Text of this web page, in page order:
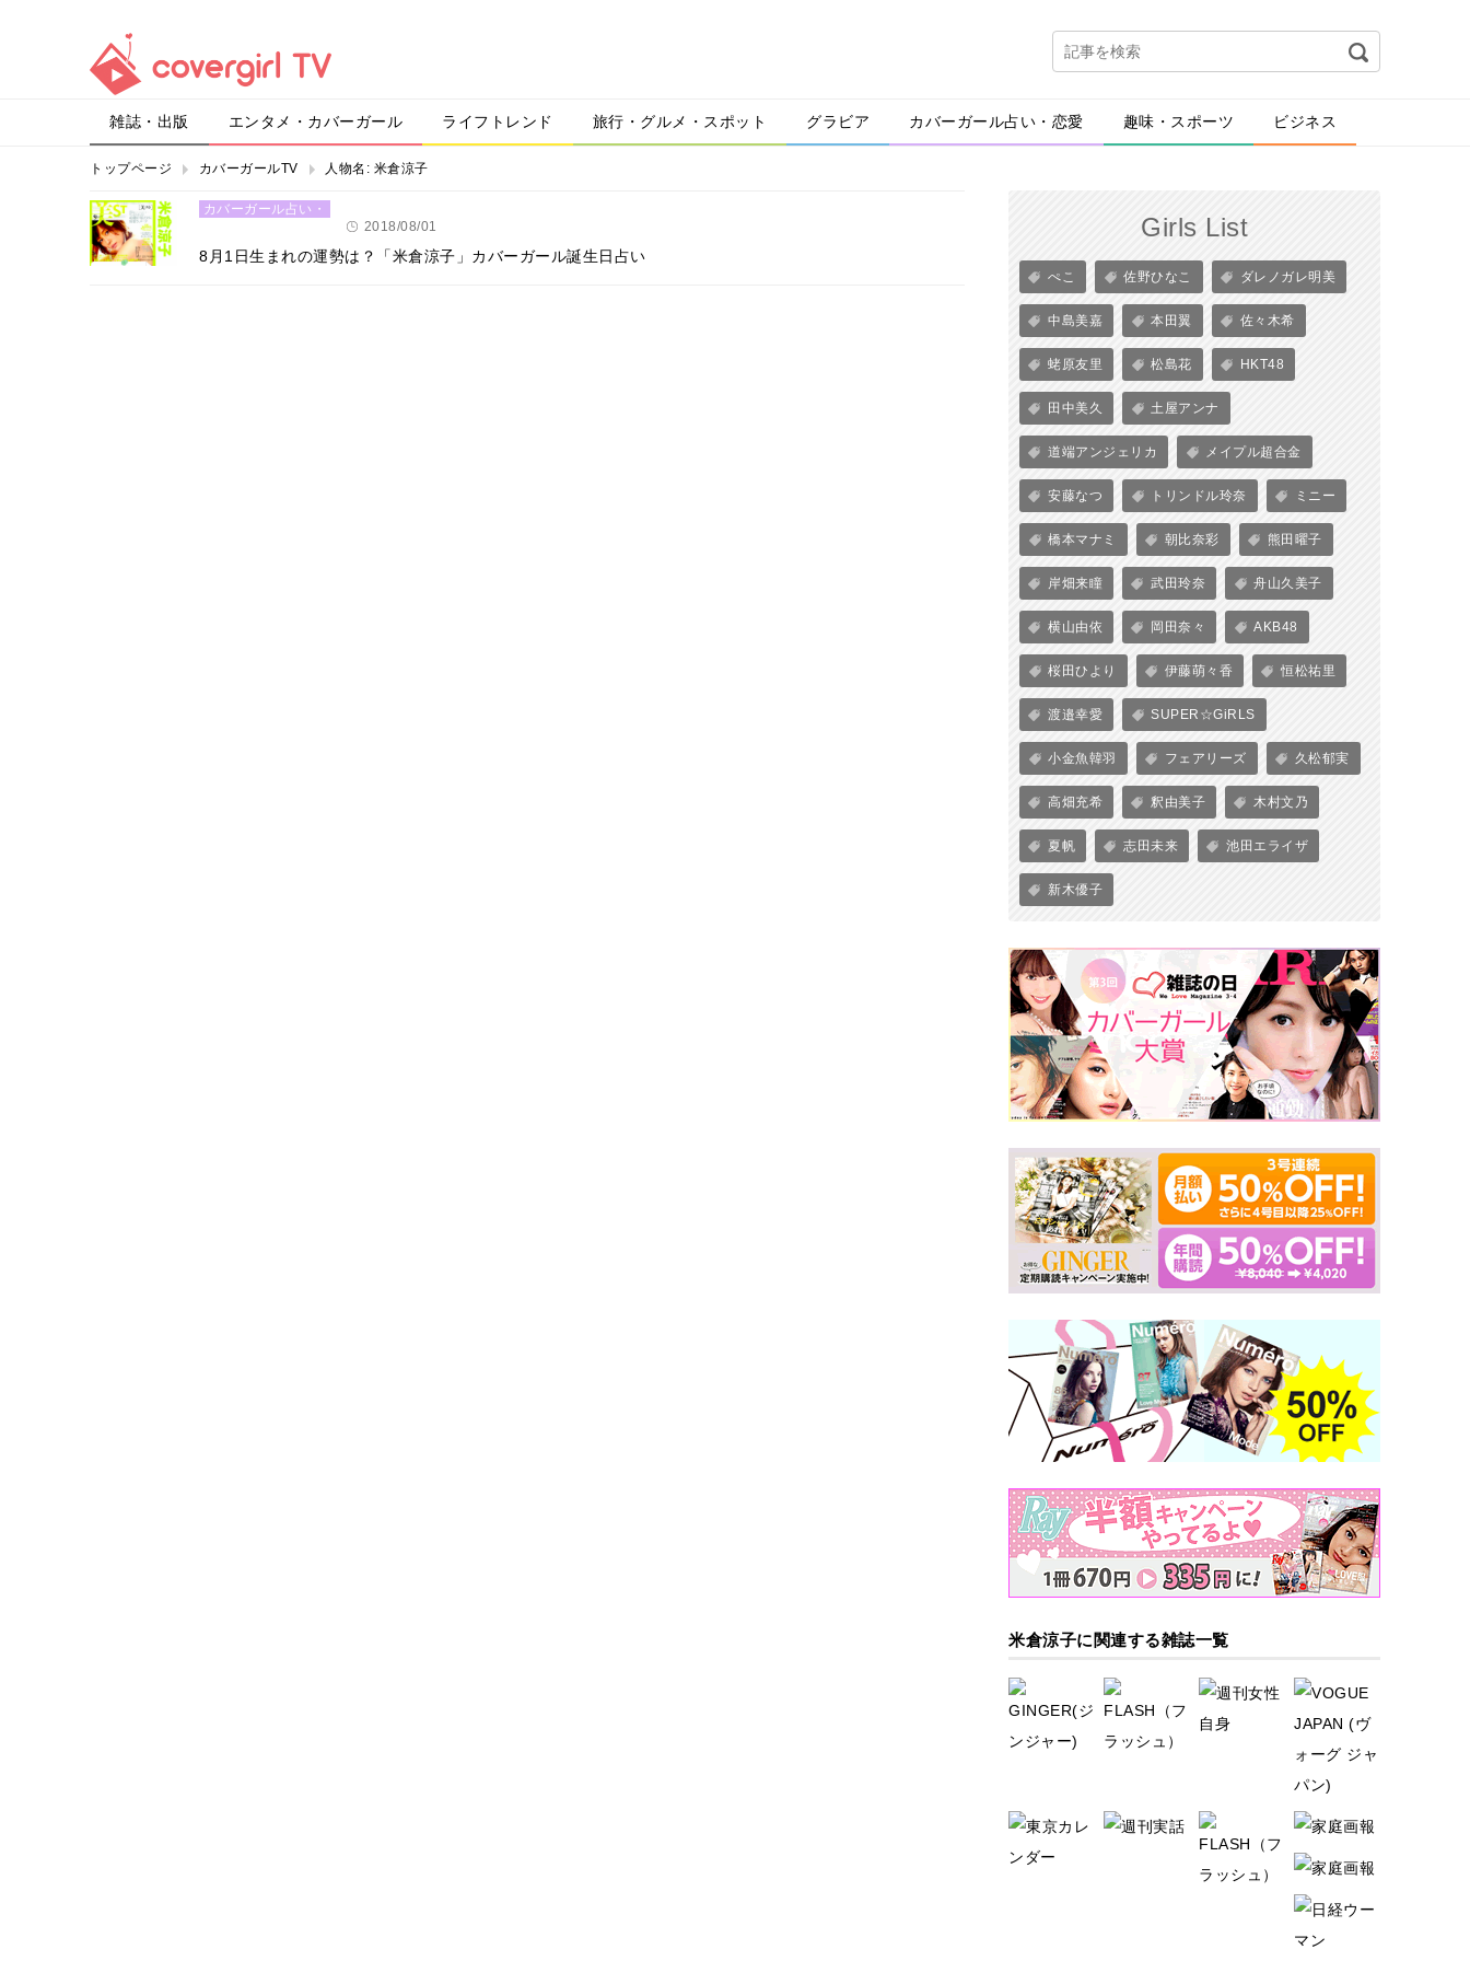
雑誌・出版 エンタメ・カバーガール ライフトレンド 旅行・グルメ・スポット グラビア カバーガール占い・恋愛 趣味・スポーツ ビジネス
トップページ カバーガールTV 人物名: 米倉涼子
カバーガール占い・
2018/08/01
8月1日生まれの運勢は？「米倉涼子」カバーガール誕生日占い
Girls List
ぺこ 佐野ひなこ ダレノガレ明美
中島美嘉 本田翼 佐々木希
蛯原友里 松島花 HKT48
田中美久 土屋アンナ
道端アンジェリカ メイプル超合金
安藤なつ トリンドル玲奈 ミニー
橋本マナミ 朝比奈彩 熊田曜子
岸畑来瞳 武田玲奈 舟山久美子
横山由依 岡田奈々 AKB48
桜田ひより 伊藤萌々香 恒松祐里
渡邉幸愛 SUPER☆GiRLS
小金魚韓羽 フェアリーズ 久松郁実
高畑充希 釈由美子 木村文乃
夏帆 志田未来 池田エライザ
新木優子
米倉涼子に関連する雑誌一覧